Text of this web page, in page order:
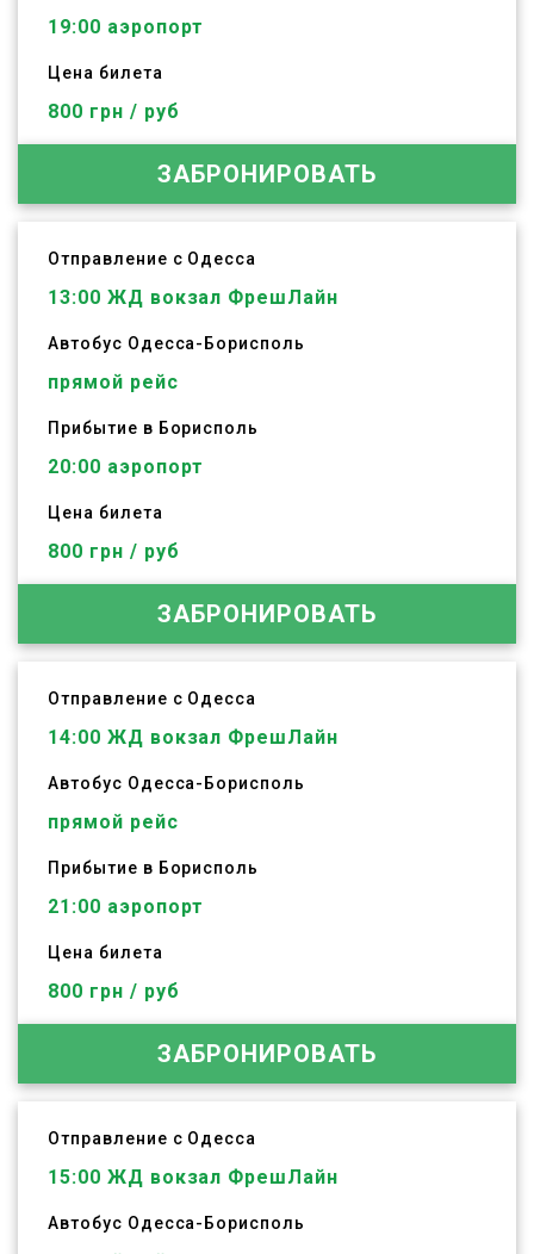
19:00 аэропорт
Цена билета
800 грн / руб
ЗАБРОНИРОВАТЬ
Отправление с Одесса
13:00 ЖД вокзал ФрешЛайн
Автобус Одесса- Борисполь
прямой рейс
Прибытие в Борисполь
20:00 аэропорт
Цена билета
800 грн / руб
ЗАБРОНИРОВАТЬ
Отправление с Одесса
14:00 ЖД вокзал ФрешЛайн
Автобус Одесса- Борисполь
прямой рейс
Прибытие в Борисполь
21:00 аэропорт
Цена билета
800 грн / руб
ЗАБРОНИРОВАТЬ
Отправление с Одесса
15:00 ЖД вокзал ФрешЛайн
Автобус Одесса- Борисполь